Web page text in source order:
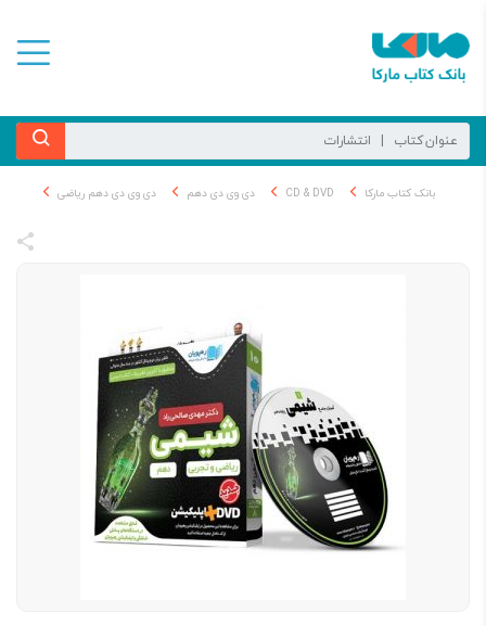
بانک کتاب مارکا CD & DVD دی وی دی دهم دی وی دی دهم ریاضی